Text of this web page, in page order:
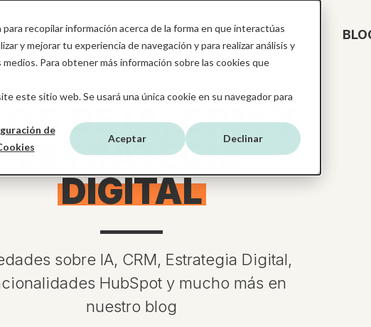
recopilar información acerca de la forma en que interactúas
y mejorar tu experiencia de navegación y para realizar análisis y
Para obtener más información sobre las cookies que
este sitio web. Se usará una única cookie en su navegador para
de
Aceptar Declinar
SERVICIOS HUBSPOT SOBRE MBUDO
DE IA, CRM Y
ESTRATEGIA
DIGITAL
sobre IA, CRM, Estrategia Digital,
HubSpot y mucho más en
nuestro blog